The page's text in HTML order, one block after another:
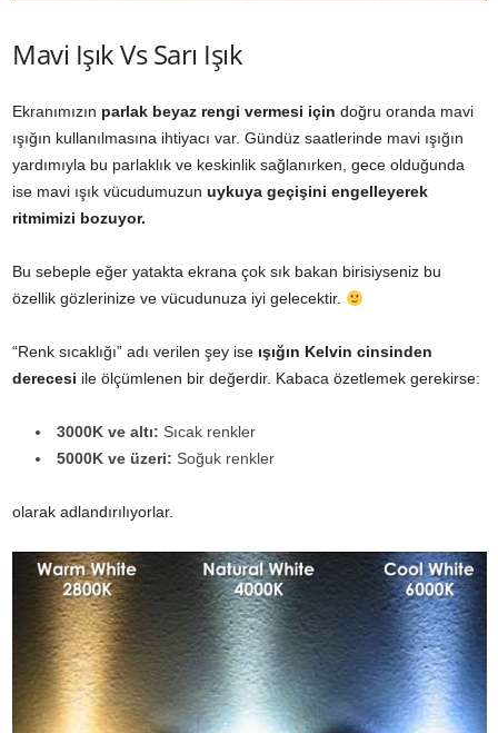
Mavi Işık Vs Sarı Işık
Ekranımızın parlak beyaz rengi vermesi için doğru oranda mavi
ışığın kullanılmasına ihtiyacı var. Gündüz saatlerinde mavi ışığın
yardımıyla bu parlaklık ve keskinlik sağlanırken, gece olduğunda
ise mavi ışık vücudumuzun uykuya geçişini engelleyerek
ritmimizi bozuyor.
Bu sebeple eğer yatakta ekrana çok sık bakan birisiyseniz bu
özellik gözlerinize ve vücudunuza iyi gelecektir.
“Renk sıcaklığı” adı verilen şey ise ışığın Kelvin cinsinden
derecesi ile ölçümlenen bir değerdir. Kabaca özetlemek gerekirse:
3000K ve altı: Sıcak renkler
5000K ve üzeri: Soğuk renkler
olarak adlandırılıyorlar.